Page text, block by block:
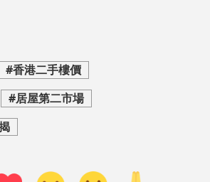
#香港二手樓價
#居屋第二市場